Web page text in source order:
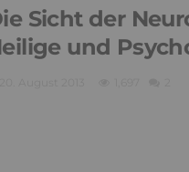
Sicht der
und